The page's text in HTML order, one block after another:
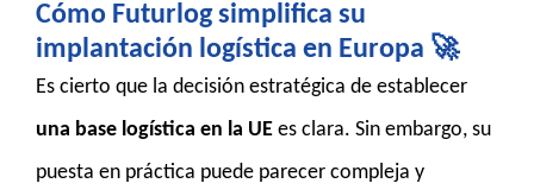
Cómo Futurlog simplifica su
implantación logística en Europa 🚀
Es cierto que la decisión estratégica de establecer
una base logística en la UE es clara. Sin embargo, su
puesta en práctica puede parecer compleja y